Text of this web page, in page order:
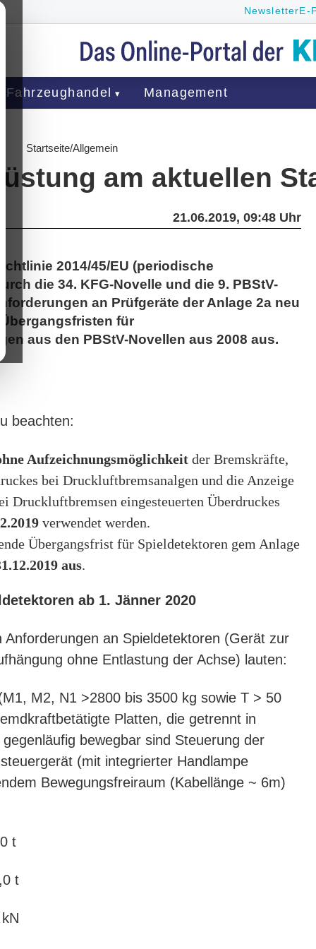
NewsletterE-
Fahrzeughandel Management
Startseite/Allgemein
am aktuellen
21.06.2019, 09:48 Uhr
2014/45/EU (periodische
die 34. KFG-Novelle und die 9. PBStV-
an Prüfgeräte der Anlage 2a neu
für
aus den PBStV-Novellen aus 2008 aus.
beachten:
Aufzeichnungsmöglichkeit der Bremskräfte,
bei Druckluftbremsanalgen und die Anzeige
Druckluftbremsen eingesteuerten Überdruckes
verwendet werden.
Übergangsfrist für Spieldetektoren gem Anlage
aus.
ab 1. Jänner 2020
Anforderungen an Spieldetektoren (Gerät zur
ohne Entlastung der Achse) lauten:
M2, N1 >2800 bis 3500 kg sowie T > 50
Platten, die getrennt in
bewegbar sind Steuerung der
(mit integrierter Handlampe
Bewegungsfreiraum (Kabellänge ~ 6m)
t
t